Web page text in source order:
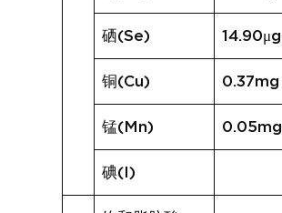
硒(Se) 14.90μg
铜(Cu) 0.37mg
锰(Mn) 0.05mg
碘(I)